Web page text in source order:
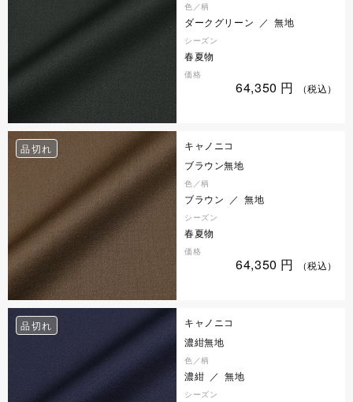
色／柄
ダークグリーン ／ 無地
シーズン
春夏物
価格
64,350 円 （税込）
品切れ
キャノニコ
ブラウン無地
色／柄
ブラウン ／ 無地
シーズン
春夏物
価格
64,350 円 （税込）
品切れ
キャノニコ
濃紺無地
色／柄
濃紺 ／ 無地
シーズン